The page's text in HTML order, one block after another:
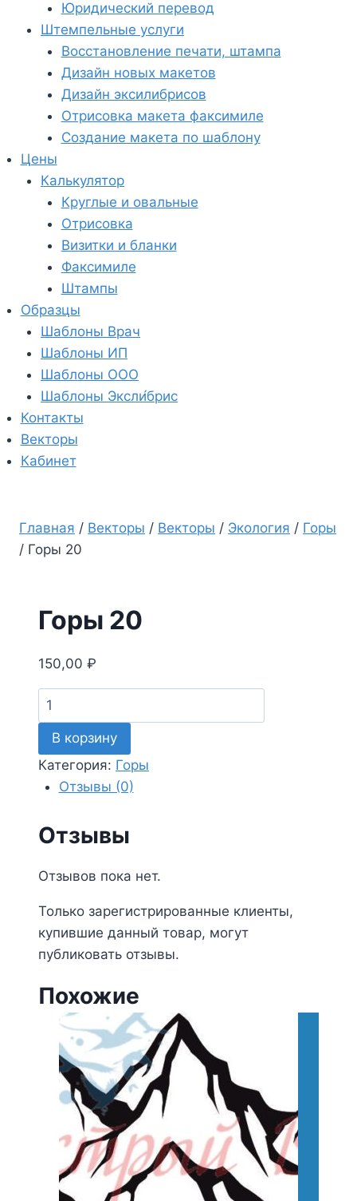
Юридический перевод
Штемпельные услуги
Восстановление печати, штампа
Дизайн новых макетов
Дизайн эксилибрисов
Отрисовка макета факсимиле
Создание макета по шаблону
Цены
Калькулятор
Круглые и овальные
Отрисовка
Визитки и бланки
Факсимиле
Штампы
Образцы
Шаблоны Врач
Шаблоны ИП
Шаблоны ООО
Шаблоны Эксли́брис
Контакты
Векторы
Кабинет
Главная / Векторы / Векторы / Экология / Горы
/ Горы 20
Горы 20
150,00 ₽
Количество
товара
Горы
20
В корзину
Категория: Горы
Отзывы (0)
Отзывы
Отзывов пока нет.
Только зарегистрированные клиенты,
купившие данный товар, могут
публиковать отзывы.
Похожие